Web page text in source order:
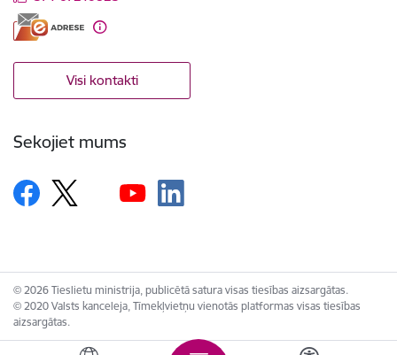
Visi kontakti
Sekojiet mums
© 2026 Tieslietu ministrija, publicētā satura visas tiesības aizsargātas.
© 2020 Valsts kanceleja, Tīmekļvietņu vienotās platformas visas tiesības
aizsargātas.